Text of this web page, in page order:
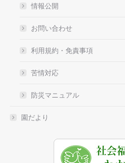
情報公開
お問い合わせ
利用規約・免責事項
苦情対応
防災マニュアル
園だより